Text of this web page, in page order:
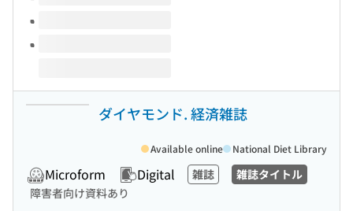
ダイヤモンド. 経済雑誌
Microform Digital 雑誌
雑誌タイトル
障害者向け資料あり
Available online National Diet Library